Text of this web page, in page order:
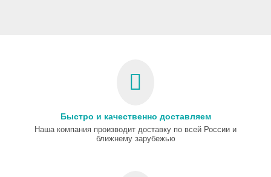
Быстро и качественно доставляем
Наша компания производит доставку по всей России и
ближнему зарубежью